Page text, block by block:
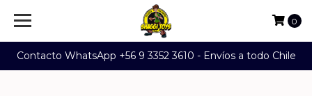
Contacto WhatsApp +56 9 3352 3610 - Envíos a todo Chile
0